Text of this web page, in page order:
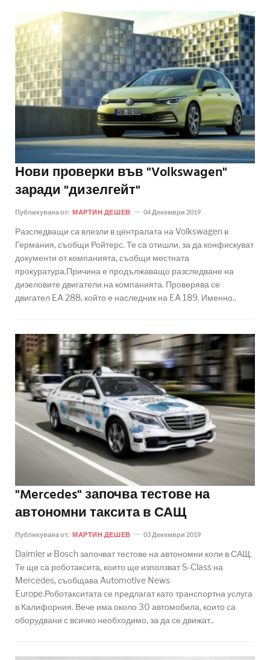
Нови проверки във "Volkswagen"
заради "дизелгейт"
Публикувана от: МАРТИН ДЕШЕВ 04 Декември 2019
Разследващи са влезли в централата на Volkswagen в
Германия, съобщи Ройтерс. Те са отишли, за да конфискуват
документи от компанията, съобщи местната
прокуратура.Причина е продължаващо разследване на
дизеловите двигатели на компанията. Проверява се
двигател EA 288, който е наследник на EA 189. Именно..
"Mercedes" започва тестове на
автономни таксита в САЩ
Публикувана от: МАРТИН ДЕШЕВ 03 Декември 2019
Daimler и Bosch започват тестове на автономни коли в САЩ.
Те ще са роботаксита, които ще използват S-Class на
Mercedes, съобщава Automotive News
Europe.Роботакситата се предлагат като транспортна услуга
в Калифорния. Вече има около 30 автомобила, които са
оборудвани с всичко необходимо, за да се движат..